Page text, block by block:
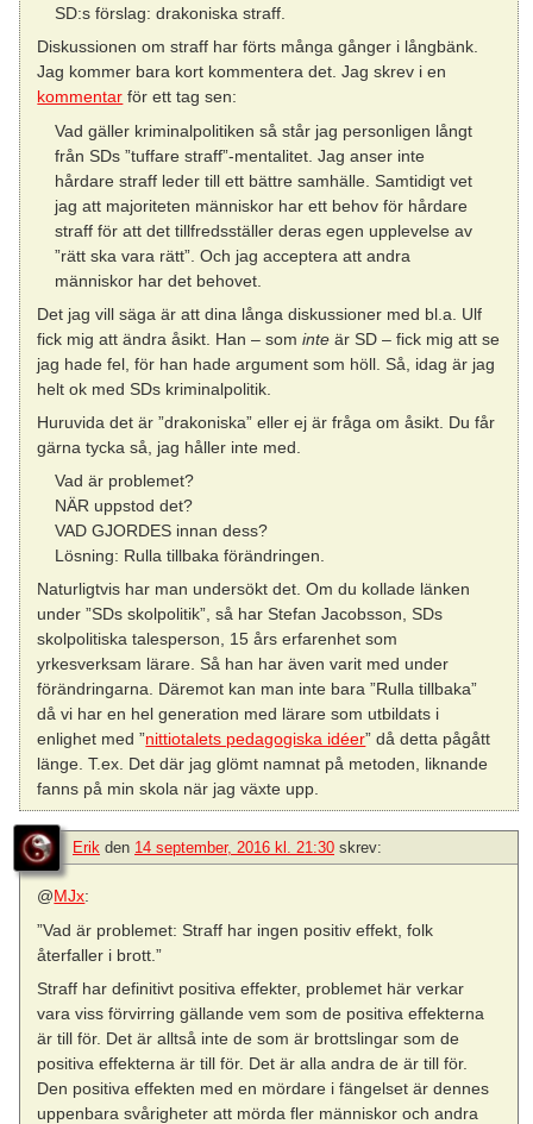
SD:s förslag: drakoniska straff.
Diskussionen om straff har förts många gånger i långbänk.
Jag kommer bara kort kommentera det. Jag skrev i en
kommentar för ett tag sen:
Vad gäller kriminalpolitiken så står jag personligen långt
från SDs ”tuffare straff”-mentalitet. Jag anser inte
hårdare straff leder till ett bättre samhälle. Samtidigt vet
jag att majoriteten människor har ett behov för hårdare
straff för att det tillfredsställer deras egen upplevelse av
”rätt ska vara rätt”. Och jag acceptera att andra
människor har det behovet.
Det jag vill säga är att dina långa diskussioner med bl.a. Ulf
fick mig att ändra åsikt. Han – sominte är SD – fick mig att se
jag hade fel, för han hade argument som höll. Så, idag är jag
helt ok med SDs kriminalpolitik.
Huruvida det är ”drakoniska” eller ej är fråga om åsikt. Du får
gärna tycka så, jag håller inte med.
Vad är problemet?
NÄR uppstod det?
VAD GJORDES innan dess?
Lösning: Rulla tillbaka förändringen.
Naturligtvis har man undersökt det. Om du kollade länken
under ”SDs skolpolitik”, så har Stefan Jacobsson, SDs
skolpolitiska talesperson, 15 års erfarenhet som
yrkesverksam lärare. Så han har även varit med under
förändringarna. Däremot kan man inte bara ”Rulla tillbaka”
då vi har en hel generation med lärare som utbildats i
enlighet med ”nittiotalets pedagogiska idéer” då detta pågått
länge. T.ex. Det där jag glömt namnat på metoden, liknande
fanns på min skola när jag växte upp.
Erik den 14 september, 2016 kl. 21:30 skrev:
@MJx:
”Vad är problemet: Straff har ingen positiv effekt, folk
återfaller i brott.”
Straff har definitivt positiva effekter, problemet här verkar
vara viss förvirring gällande vem som de positiva effekterna
är till för. Det är alltså inte de som är brottslingar som de
positiva effekterna är till för. Det är alla andra de är till för.
Den positiva effekten med en mördare i fängelset är dennes
uppenbara svårigheter att mörda fler människor och andra